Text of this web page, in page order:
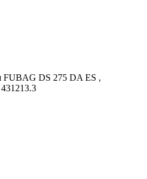
FUBAG DS 275 DA ES ,